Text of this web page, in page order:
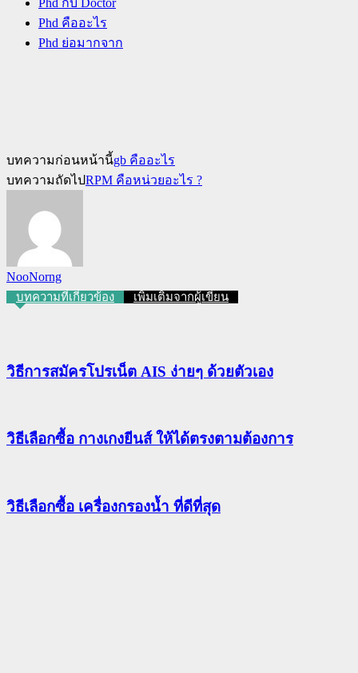
Phd กับ Doctor
Phd คืออะไร
Phd ย่อมากจาก
บทความก่อนหน้านี้gb คืออะไร
บทความถัดไปRPM คือหน่วยอะไร ?
NooNorng
บทความที่เกี่ยวข้อง เพิ่มเติมจากผู้เขียน
วิธีการสมัครโปรเน็ต AIS ง่ายๆ ด้วยตัวเอง
วิธีเลือกซื้อ กางเกงยีนส์ ให้ได้ตรงตามต้องการ
วิธีเลือกซื้อ เครื่องกรองน้ำ ที่ดีที่สุด